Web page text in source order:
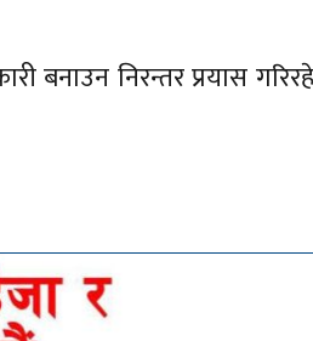
बनाउन निरन्तर प्रयास